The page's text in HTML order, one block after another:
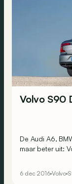
Volvo S90
De Audi A6,
maar beter uit:
leggen!
6 dec 2016 Volvo